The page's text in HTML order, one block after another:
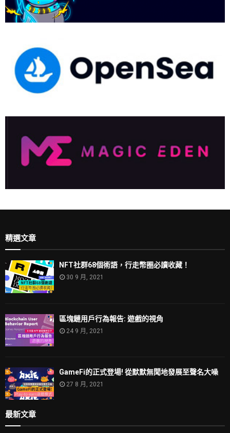
精選文章
NFT社群68個術語，行走幣圈必讀收藏！
30 9 月, 2021
區塊鏈用戶行為報告: 遊戲的視角
24 9 月, 2021
GameFi的正式登場! 從默默無聞地發展至聲名大噪
27 8 月, 2021
最新文章